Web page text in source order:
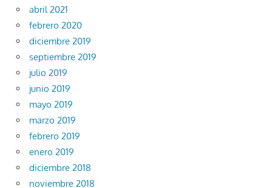
abril 2021
febrero 2020
diciembre 2019
septiembre 2019
julio 2019
junio 2019
mayo 2019
marzo 2019
febrero 2019
enero 2019
diciembre 2018
noviembre 2018